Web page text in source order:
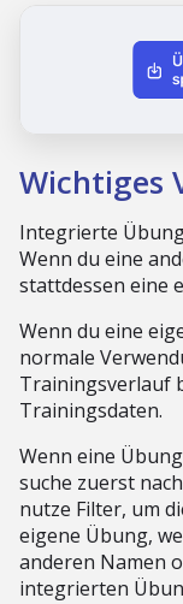
Wichtiges
Integrierte
Wenn du eine
stattdessen eine
Wenn du eine
normale
Trainingsverlauf
Trainingsdaten.
Wenn eine
suche zuerst
nutze Filter, um
eigene Übung,
anderen Namen
integrierten